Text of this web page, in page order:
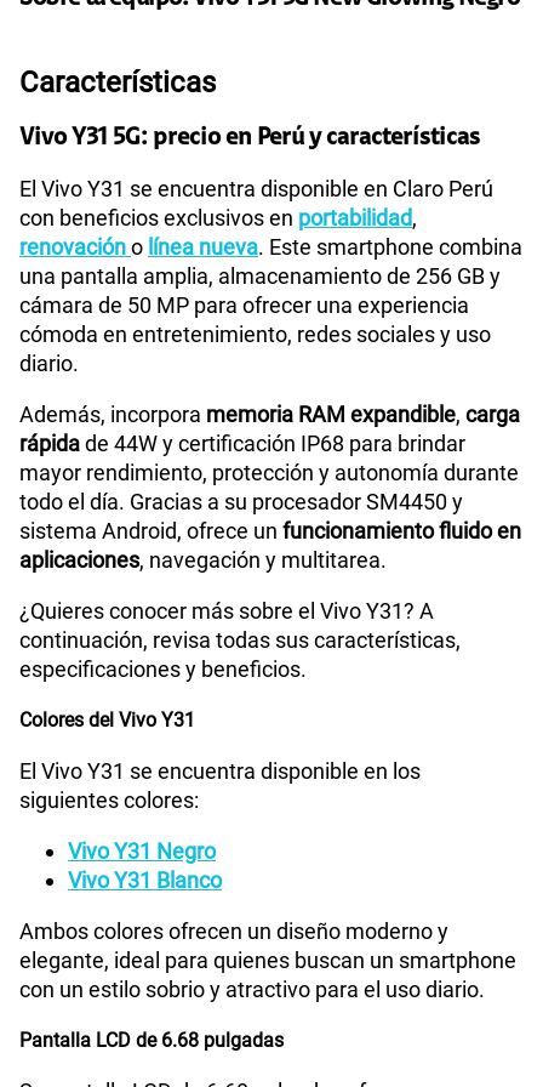
Paga solo
Ver más planes
Características
Vivo Y31 5G: precio en Perú y características
El Vivo Y31 se encuentra disponible en Claro Perú
con beneficios exclusivos en portabilidad,
renovacióno línea nueva. Este smartphone combina
una pantalla amplia, almacenamiento de 256 GB y
cámara de 50 MP para ofrecer una experiencia
cómoda en entretenimiento, redes sociales y uso
diario.
Además, incorpora memoria RAM expandible, carga
rápidade 44W y certificación IP68 para brindar
mayor rendimiento, protección y autonomía durante
todo el día. Gracias a su procesador SM4450 y
sistema Android, ofrece un funcionamiento fluido en
aplicaciones, navegación y multitarea.
¿Quieres conocer más sobre el Vivo Y31? A
continuación, revisa todas sus características,
especificaciones y beneficios.
Colores del Vivo Y31
El Vivo Y31 se encuentra disponible en los
siguientes colores:
Vivo Y31 Negro
Vivo Y31 Blanco
Ambos colores ofrecen un diseño moderno y
elegante, ideal para quienes buscan un smartphone
con un estilo sobrio y atractivo para el uso diario.
Pantalla LCD de 6.68 pulgadas